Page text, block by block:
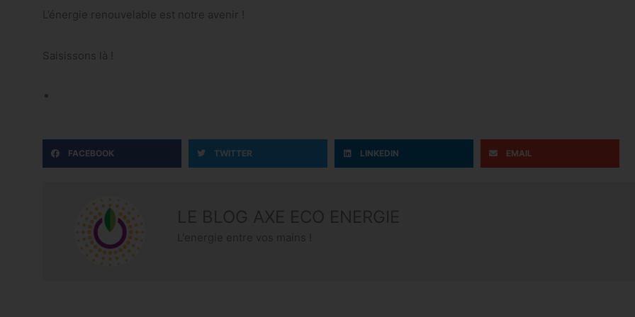
L’énergie renouvelable est notre avenir !
Saisissons là !
FACEBOOK TWITTER LINKEDIN EMAIL